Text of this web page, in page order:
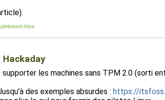
libre
Hackaday
les machines sans TPM 2.0 (sorti
des exemples absurdes : https://